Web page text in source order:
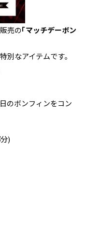
売の「マッチデーボン
別なアイテムです。
のボンフィンをコン
)